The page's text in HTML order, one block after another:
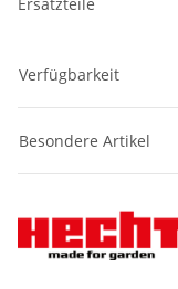
Verfügbarkeit
Besondere Artikel